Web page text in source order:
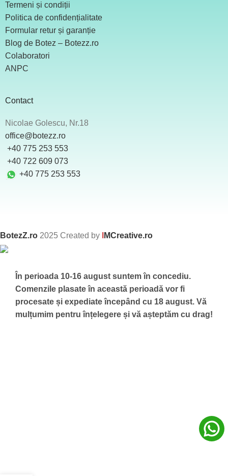
Termeni și condiții
Politica de confidențialitate
Formular retur și garanție
Blog de Botez – Botezz.ro
Colaboratori
ANPC
Contact
Nicolae Golescu, Nr.18
office@botezz.ro
+40 775 253 553
‪ +40 722 609 073
+40 775 253 553
BotezZ.ro 2025 Created by MCreative.ro
În perioada 10-16 august suntem în concediu.
Comenzile plasate în această perioadă vor fi
procesate și expediate începând cu 18 august. Vă
mulțumim pentru înțelegere și vă așteptăm cu drag!